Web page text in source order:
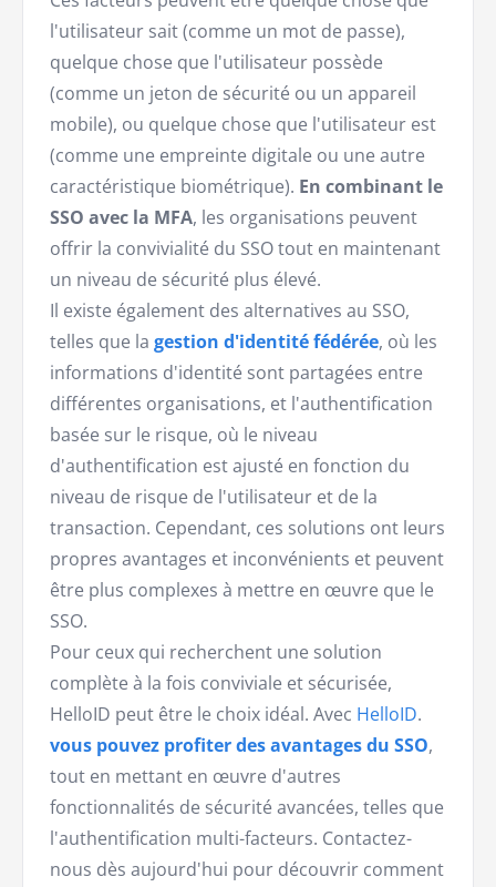
l'utilisateur sait (comme un mot de passe),
quelque chose que l'utilisateur possède
(comme un jeton de sécurité ou un appareil
mobile), ou quelque chose que l'utilisateur est
(comme une empreinte digitale ou une autre
caractéristique biométrique). En combinant le
SSO avec la MFA, les organisations peuvent
offrir la convivialité du SSO tout en maintenant
un niveau de sécurité plus élevé.
Il existe également des alternatives au SSO,
telles que la gestion d'identité fédérée, où les
informations d'identité sont partagées entre
différentes organisations, et l'authentification
basée sur le risque, où le niveau
d'authentification est ajusté en fonction du
niveau de risque de l'utilisateur et de la
transaction. Cependant, ces solutions ont leurs
propres avantages et inconvénients et peuvent
être plus complexes à mettre en œuvre que le
SSO.
Pour ceux qui recherchent une solution
complète à la fois conviviale et sécurisée,
HelloID peut être le choix idéal. Avec HelloID.
vous pouvez profiter des avantages du SSO,
tout en mettant en œuvre d'autres
fonctionnalités de sécurité avancées, telles que
l'authentification multi-facteurs. Contactez-
nous dès aujourd'hui pour découvrir comment